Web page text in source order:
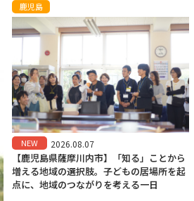
鹿児島
NEW 2026.08.07
【鹿児島県薩摩川内市】「知る」ことから
増える地域の選択肢。子どもの居場所を起
点に、地域のつながりを考える一日